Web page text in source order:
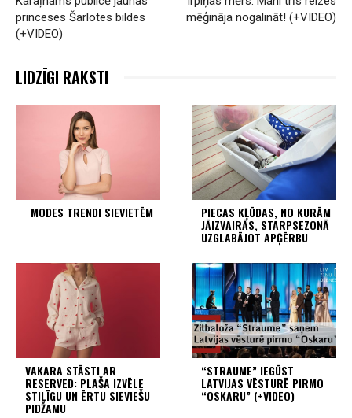
princeses Šarlotes bildes
(+VIDEO)
mēģināja nogalināt! (+VIDEO)
LIDZĪGI RAKSTI
MODES TRENDI SIEVIETĒM PIECAS KĻŪDAS, NO KURĀM
JĀIZVAIRĀS, STARPSEZONĀ
UZGLABĀJOT APĢĒRBU
VAKARA STĀSTI AR
RESERVED: PLAŠA IZVĒLE
STILĪGU UN ĒRTU SIEVIEŠU
PIDŽAMU
“STRAUME” IEGŪST
LATVIJAS VĒSTURĒ PIRMO
“OSKARU” (+VIDEO)